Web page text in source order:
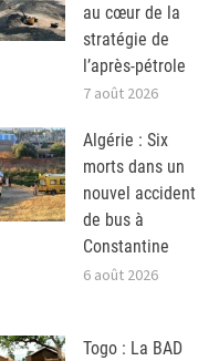
au cœur de la
stratégie de
l’après-pétrole
7 août 2026
Algérie : Six
morts dans un
nouvel accident
de bus à
Constantine
6 août 2026
Togo : La BAD